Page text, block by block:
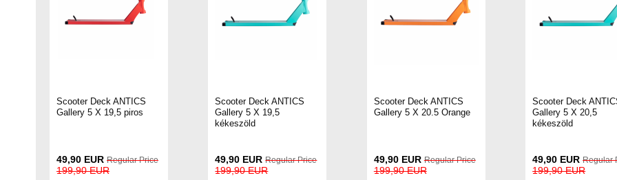
Scooter Deck ANTICS
Gallery 5 X 19,5 piros
Special
Price
49,90 EUR Regular Price
199,90 EUR
Scooter Deck ANTICS
Gallery 5 X 19,5
kékeszöld
Special
Price
49,90 EUR Regular Price
199,90 EUR
Scooter Deck ANTICS
Gallery 5 X 20.5 Orange
Special
Price
49,90 EUR Regular Price
199,90 EUR
Scooter Deck
Gallery 5 X 20,5
kékeszöld
Special
Price
49,90 EUR Regular
199,90 EUR